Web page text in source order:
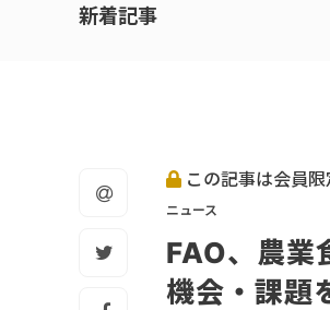
新着記事
この記事は会員
ニュース
FAO、農業
機会・課題